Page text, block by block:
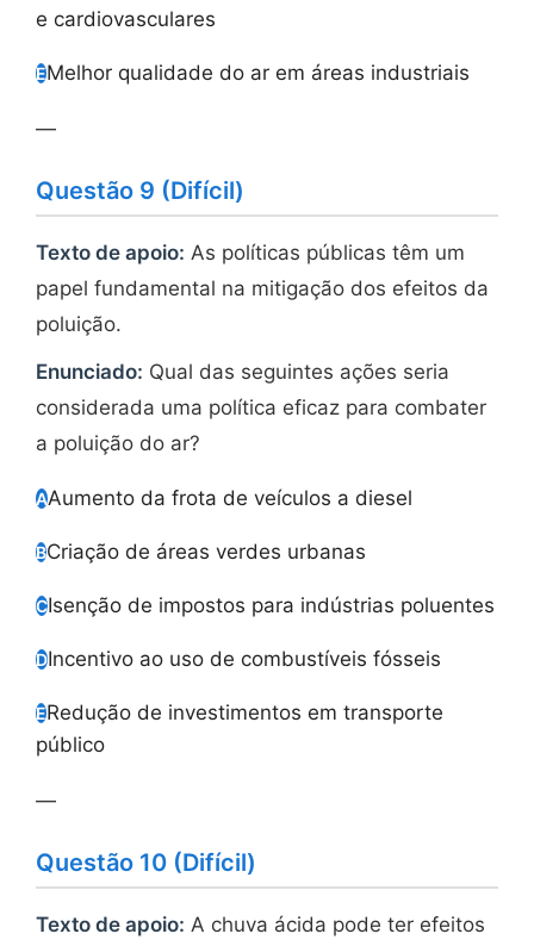
e cardiovasculares
EMelhor qualidade do ar em áreas industriais
—
Questão 9 (Difícil)
Texto de apoio: As políticas públicas têm um
papel fundamental na mitigação dos efeitos da
poluição.
Enunciado: Qual das seguintes ações seria
considerada uma política eficaz para combater
a poluição do ar?
AAumento da frota de veículos a diesel
BCriação de áreas verdes urbanas
CIsenção de impostos para indústrias poluentes
DIncentivo ao uso de combustíveis fósseis
ERedução de investimentos em transporte
público
—
Questão 10 (Difícil)
Texto de apoio: A chuva ácida pode ter efeitos